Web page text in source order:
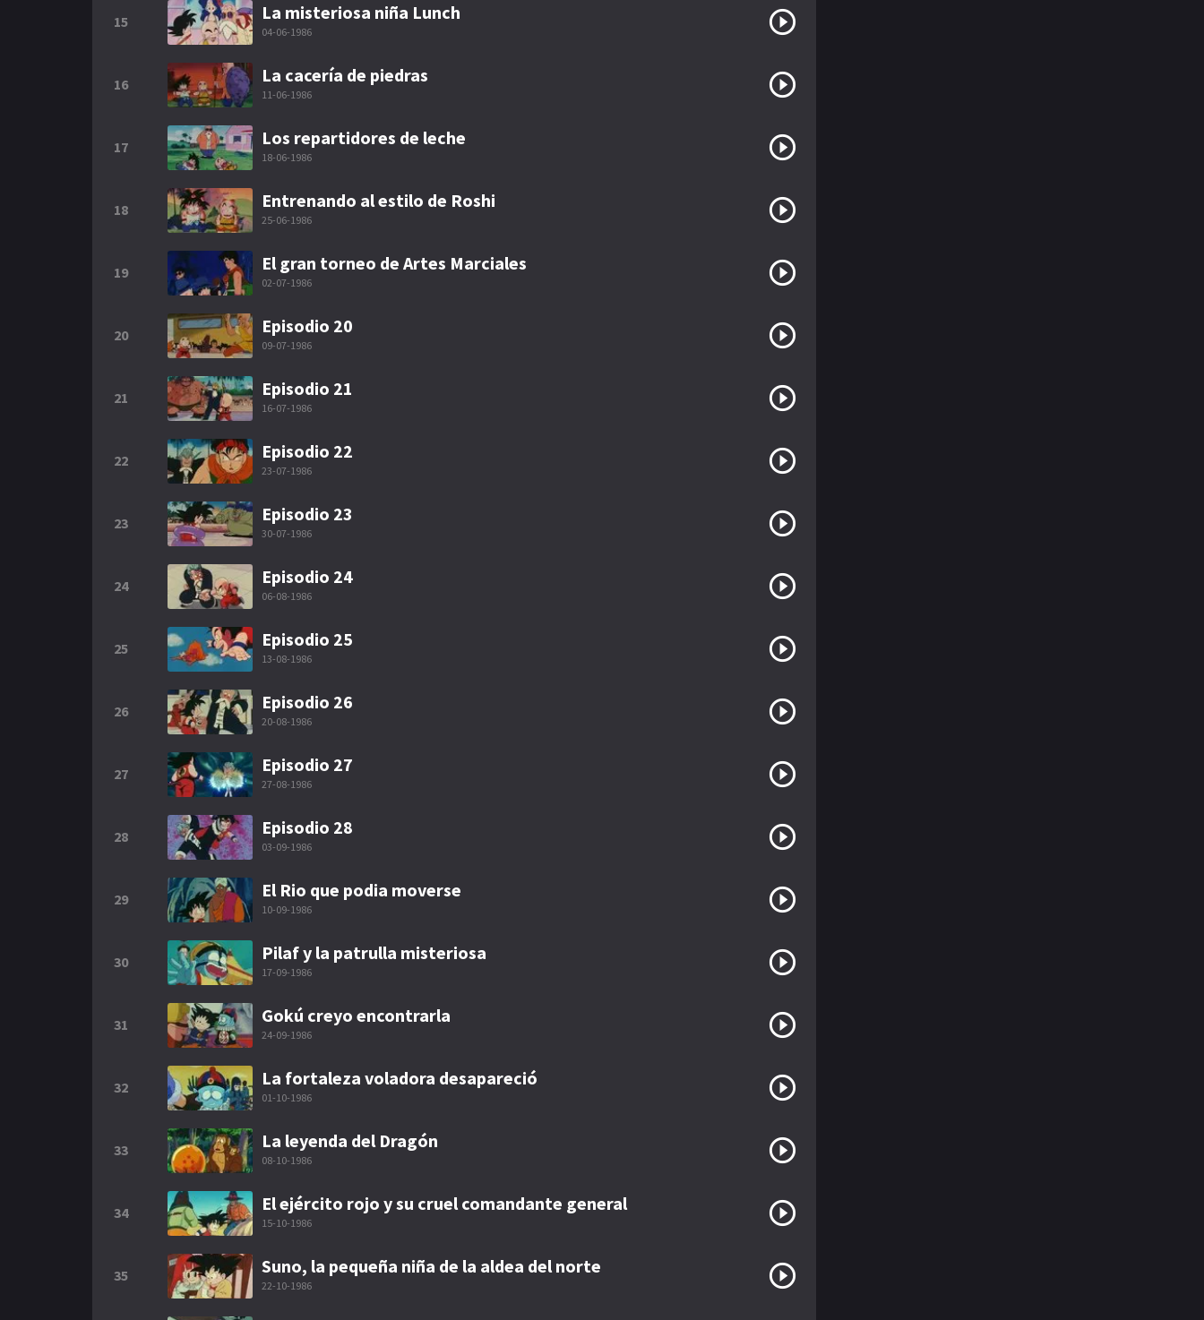
15 La misteriosa niña Lunch
04-06-1986
16 La cacería de piedras
11-06-1986
17 Los repartidores de leche
18-06-1986
18 Entrenando al estilo de Roshi
25-06-1986
19 El gran torneo de Artes Marciales
02-07-1986
20 Episodio 20
09-07-1986
21 Episodio 21
16-07-1986
22 Episodio 22
23-07-1986
23 Episodio 23
30-07-1986
24 Episodio 24
06-08-1986
25 Episodio 25
13-08-1986
26 Episodio 26
20-08-1986
27 Episodio 27
27-08-1986
28 Episodio 28
03-09-1986
29 El Rio que podia moverse
10-09-1986
30 Pilaf y la patrulla misteriosa
17-09-1986
31 Gokú creyo encontrarla
24-09-1986
32 La fortaleza voladora desapareció
01-10-1986
33 La leyenda del Dragón
08-10-1986
34 El ejército rojo y su cruel comandante general
15-10-1986
35 Suno, la pequeña niña de la aldea del norte
22-10-1986